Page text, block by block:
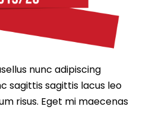
nunc adipiscing
sagittis sagittis lacus leo
risus. Eget mi maecenas